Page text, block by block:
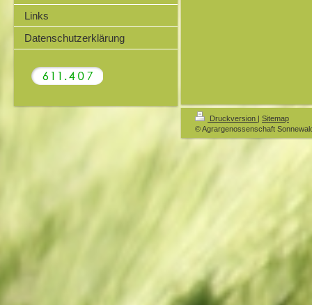
Links
Datenschutzerklärung
Druckversion | Sitemap
© Agrargenossenschaft